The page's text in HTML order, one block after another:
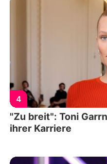
4
"Zu breit": Toni
ihrer Karriere